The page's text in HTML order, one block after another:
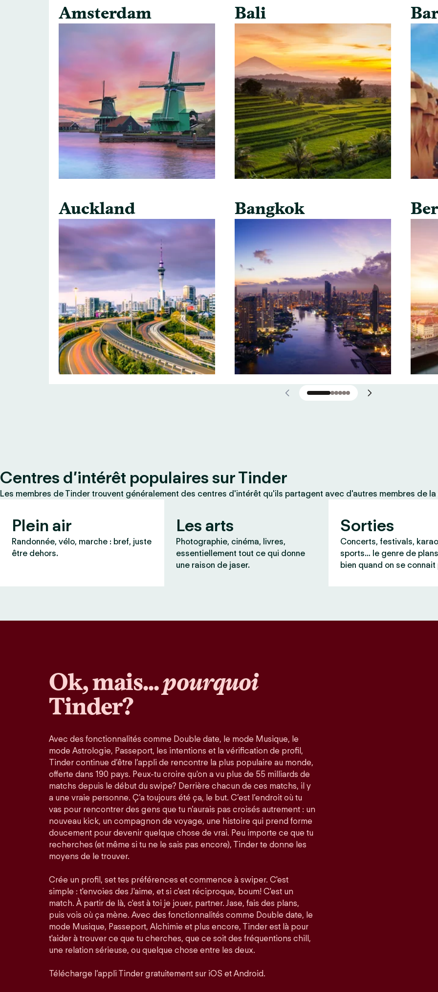
Amsterdam
Auckland
Bali
Bangkok
Centres d’intérêt populaires sur Tinder
Les membres de Tinder trouvent généralement des centres d'intérêt qu'ils partagent avec d'autres membres de
Plein air
Randonnée, vélo, marche : bref, juste
être dehors.
Les arts
Photographie, cinéma, livres,
essentiellement tout ce qui donne
une raison de jaser.
Sorties
Concerts, festivals,
sports… le genre de
bien quand on se
Ok, mais...pourquoi
Tinder?
Avec des fonctionnalités comme Double date, le mode Musique, le
mode Astrologie, Passeport, les intentions et la vérification de profil,
Tinder continue d’être l’appli de rencontre la plus populaire au monde,
offerte dans 190 pays. Peux-tu croire qu'on a vu plus de 55 milliards de
matchs depuis le début du swipe? Derrière chacun de ces matchs, il y
a une vraie personne. Ç’a toujours été ça, le but. C’est l’endroit où tu
vas pour rencontrer des gens que tu n’aurais pas croisés autrement : un
nouveau kick, un compagnon de voyage, une histoire qui prend forme
doucement pour devenir quelque chose de vrai. Peu importe ce que tu
recherches (et même si tu ne le sais pas encore), Tinder te donne les
moyens de le trouver.
Crée un profil, set tes préférences et commence à swiper. C'est
simple : t'envoies des J'aime, et si c'est réciproque, boum! C'est un
match. À partir de là, c'est à toi je jouer, partner. Jase, fais des plans,
puis vois où ça mène. Avec des fonctionnalités comme Double date, le
mode Musique, Passeport, Alchimie et plus encore, Tinder est là pour
t'aider à trouver ce que tu cherches, que ce soit des fréquentions chill,
une relation sérieuse, ou quelque chose entre les deux.
Télécharge l’appli Tinder gratuitement sur iOS et Android.